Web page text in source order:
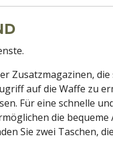
Zusatzmagazinen,
auf die Waffe zu
Für eine schnelle
die
Sie zwei Taschen,